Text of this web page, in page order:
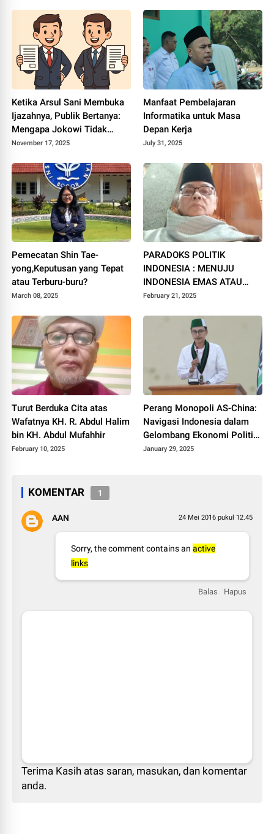
Ketika Arsul Sani Membuka
Ijazahnya, Publik Bertanya:
Mengapa Jokowi Tidak
Melakukan Hal yang Sama?
November 17, 2025
Manfaat Pembelajaran
Informatika untuk Masa
Depan Kerja
July 31, 2025
Pemecatan Shin Tae-
yong,Keputusan yang Tepat
atau Terburu-buru?
March 08, 2025
PARADOKS POLITIK
INDONESIA : MENUJU
INDONESIA EMAS ATAU
GELAP?
February 21, 2025
Turut Berduka Cita atas
Wafatnya KH. R. Abdul Halim
bin KH. Abdul Mufahhir
February 10, 2025
Perang Monopoli AS-China:
Navigasi Indonesia dalam
Gelombang Ekonomi Politik
Global
January 29, 2025
KOMENTAR 1
AAN 24 Mei 2016 pukul 12.45
Sorry, the comment contains anactive
links
Balas Hapus
Terima Kasih atas saran, masukan, dan komentar
anda.